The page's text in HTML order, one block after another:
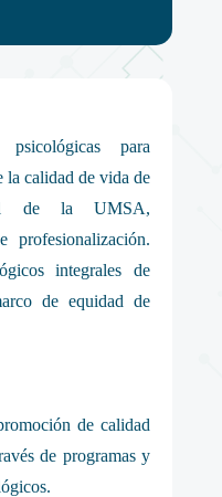
psicológicas para
la calidad de vida de
de la UMSA,
profesionalización.
integrales de
de equidad de
de calidad
de programas y